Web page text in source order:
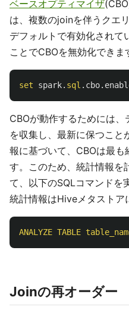
ベースオプティマイザ
は、複数のjoinを伴うクエ
デフォルトで有効化されて
ことでCBOを無効化できま
set spark. sql . cbo.
CBOが動作するためには
を収集し、最新に保つこと
報に基づいて、CBOは最
す。このため、統計情報を
て、以下のSQLコマンドを
統計情報はHiveメタストア
ANALYZE TABLE
Joinの再オーダー